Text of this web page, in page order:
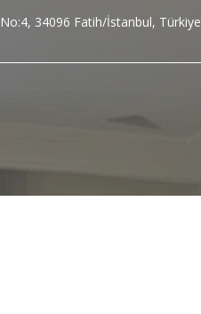
34096 Fatih/İstanbul, Türkiye